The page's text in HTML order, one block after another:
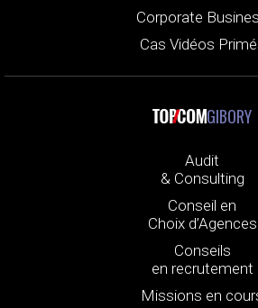
Corporate
Cas Vidéos
GIBORY
Audit
& Consulting
Conseil en
Choix d’Agences
Conseils
en recrutement
Missions en